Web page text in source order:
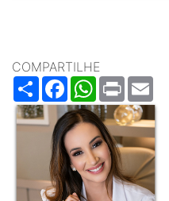
COMPARTILHE
ShareFacebookWhatsApp
Print